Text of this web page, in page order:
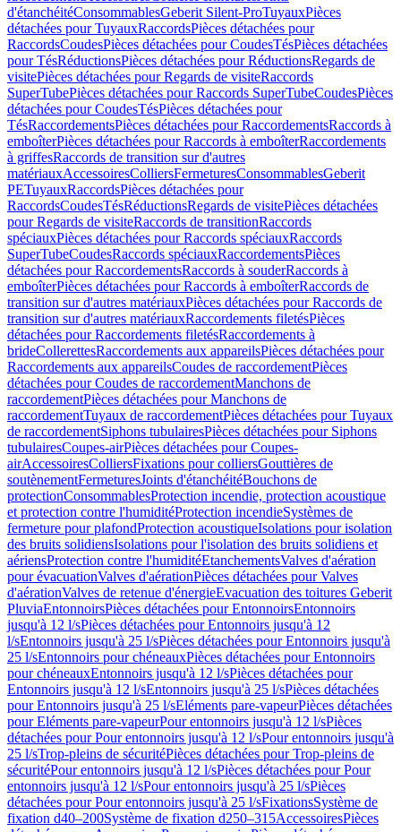
d'étanchéitéConsommablesGeberit Silent-ProTuyauxPièces
détachées pour TuyauxRaccordsPièces détachées pour
RaccordsCoudesPièces détachées pour CoudesTésPièces détachées
pour TésRéductionsPièces détachées pour RéductionsRegards de
visitePièces détachées pour Regards de visiteRaccords
SuperTubePièces détachées pour Raccords SuperTubeCoudesPièces
détachées pour CoudesTésPièces détachées pour
TésRaccordementsPièces détachées pour RaccordementsRaccords à
emboîterPièces détachées pour Raccords à emboîterRaccordements
à griffesRaccords de transition sur d'autres
matériauxAccessoiresColliersFermeturesConsommablesGeberit
PETuyauxRaccordsPièces détachées pour
RaccordsCoudesTésRéductionsRegards de visitePièces détachées
pour Regards de visiteRaccords de transitionRaccords
spéciauxPièces détachées pour Raccords spéciauxRaccords
SuperTubeCoudesRaccords spéciauxRaccordementsPièces
détachées pour RaccordementsRaccords à souderRaccords à
emboîterPièces détachées pour Raccords à emboîterRaccords de
transition sur d'autres matériauxPièces détachées pour Raccords de
transition sur d'autres matériauxRaccordements filetésPièces
détachées pour Raccordements filetésRaccordements à
brideCollerettesRaccordements aux appareilsPièces détachées pour
Raccordements aux appareilsCoudes de raccordementPièces
détachées pour Coudes de raccordementManchons de
raccordementPièces détachées pour Manchons de
raccordementTuyaux de raccordementPièces détachées pour Tuyaux
de raccordementSiphons tubulairesPièces détachées pour Siphons
tubulairesCoupes-airPièces détachées pour Coupes-
airAccessoiresColliersFixations pour colliersGouttières de
soutènementFermeturesJoints d'étanchéitéBouchons de
protectionConsommablesProtection incendie, protection acoustique
et protection contre l'humiditéProtection incendieSystèmes de
fermeture pour plafondProtection acoustiqueIsolations pour isolation
des bruits solidiensIsolations pour l'isolation des bruits solidiens et
aériensProtection contre l'humiditéEtanchementsValves d'aération
pour évacuationValves d'aérationPièces détachées pour Valves
d'aérationValves de retenue d'énergieEvacuation des toitures Geberit
PluviaEntonnoirsPièces détachées pour EntonnoirsEntonnoirs
jusqu'à 12 l/sPièces détachées pour Entonnoirs jusqu'à 12
l/sEntonnoirs jusqu'à 25 l/sPièces détachées pour Entonnoirs jusqu'à
25 l/sEntonnoirs pour chéneauxPièces détachées pour Entonnoirs
pour chéneauxEntonnoirs jusqu'à 12 l/sPièces détachées pour
Entonnoirs jusqu'à 12 l/sEntonnoirs jusqu'à 25 l/sPièces détachées
pour Entonnoirs jusqu'à 25 l/sEléments pare-vapeurPièces détachées
pour Eléments pare-vapeurPour entonnoirs jusqu'à 12 l/sPièces
détachées pour Pour entonnoirs jusqu'à 12 l/sPour entonnoirs jusqu'à
25 l/sTrop-pleins de sécuritéPièces détachées pour Trop-pleins de
sécuritéPour entonnoirs jusqu'à 12 l/sPièces détachées pour Pour
entonnoirs jusqu'à 12 l/sPour entonnoirs jusqu'à 25 l/sPièces
détachées pour Pour entonnoirs jusqu'à 25 l/sFixationsSystème de
fixation d40–200Système de fixation d250–315AccessoiresPièces